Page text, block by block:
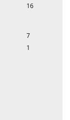
16
7
1